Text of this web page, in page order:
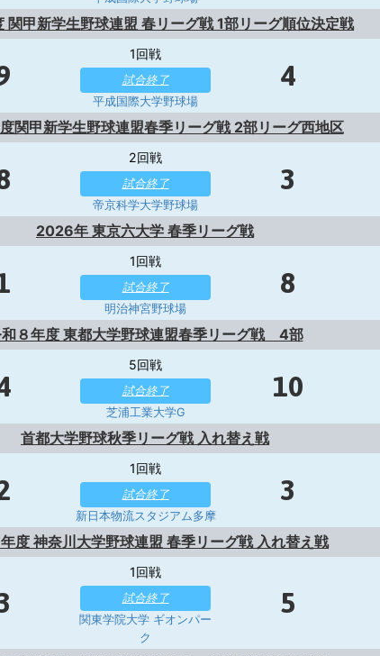
関甲新学生野球連盟 春リーグ戦 1部リーグ順位決定戦
1回戦
試合終了
平成国際大学野球場
4
関甲新学生野球連盟春季リーグ戦 2部リーグ西地区
2回戦
試合終了
帝京科学大学野球場
3
2026年 東京六大学 春季リーグ戦
1回戦
試合終了
明治神宮野球場
8
８年度 東都大学野球連盟春季リーグ戦 4部
5回戦
試合終了
芝浦工業大学G
10
首都大学野球秋季リーグ戦 入れ替え戦
1回戦
試合終了
新日本物流スタジアム多摩
3
度 神奈川大学野球連盟 春季リーグ戦 入れ替え戦
1回戦
試合終了
関東学院大学 ギオンパー
ク
5